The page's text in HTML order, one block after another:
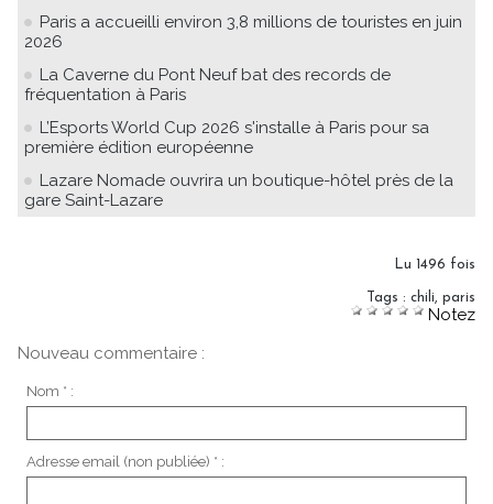
Paris a accueilli environ 3,8 millions de touristes en juin
2026
La Caverne du Pont Neuf bat des records de
fréquentation à Paris
L’Esports World Cup 2026 s'installe à Paris pour sa
première édition européenne
Lazare Nomade ouvrira un boutique-hôtel près de la
gare Saint-Lazare
Lu 1496 fois
Tags : chili paris
Notez
Nouveau commentaire :
Nom * :
Adresse email (non publiée) * :